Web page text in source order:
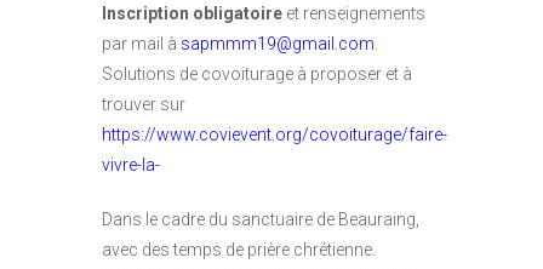
Inscription obligatoire et renseignements
par mail à sapmmm19@gmail.com
Solutions de covoiturage à proposer et à
trouver sur
https://www.covievent.org/covoiturage/faire-
vivre-la-
Dans le cadre du sanctuaire de Beauraing,
avec des temps de prière chrétienne.